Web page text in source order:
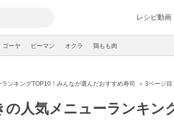
レシピ動画
ゴーヤ ピーマン オクラ 鶏もも肉
ンキングTOP10！みんなが選んだおすすめ寿司 3ページ目
の人気メニューランキン